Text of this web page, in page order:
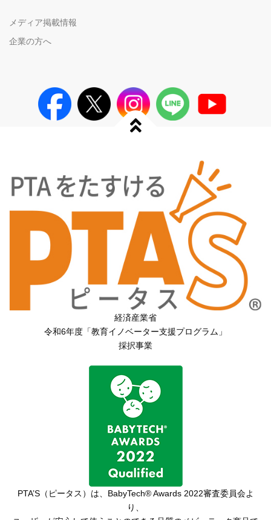
メディア掲載情報
企業の方へ
経済産業省
令和6年度「教育イノベーター支援プログラム」
採択事業
PTA’S（ピータス）は、 BabyTech® Awards 2022審査委員会よ
り、